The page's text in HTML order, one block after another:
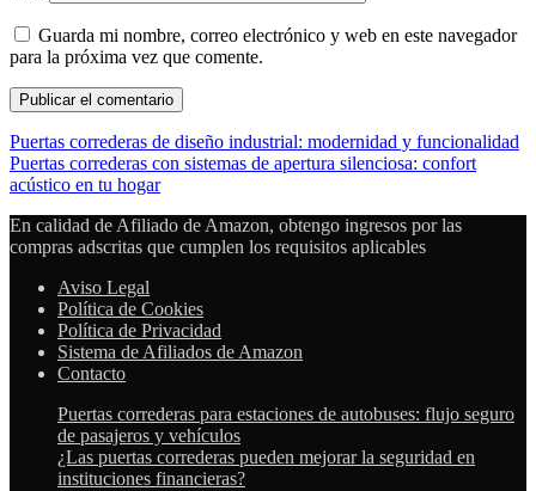
Guarda mi nombre, correo electrónico y web en este navegador
para la próxima vez que comente.
Puertas correderas de diseño industrial: modernidad y funcionalidad
Puertas correderas con sistemas de apertura silenciosa: confort
acústico en tu hogar
En calidad de Afiliado de Amazon, obtengo ingresos por las
compras adscritas que cumplen los requisitos aplicables
Aviso Legal
Política de Cookies
Política de Privacidad
Sistema de Afiliados de Amazon
Contacto
Puertas correderas para estaciones de autobuses: flujo seguro
de pasajeros y vehículos
¿Las puertas correderas pueden mejorar la seguridad en
instituciones financieras?